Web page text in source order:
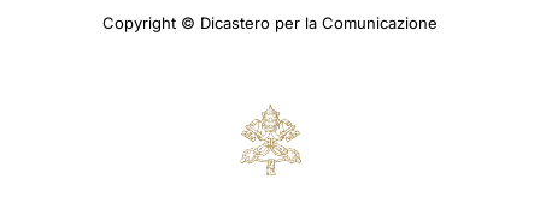
Copyright © Dicastero per la Comunicazione